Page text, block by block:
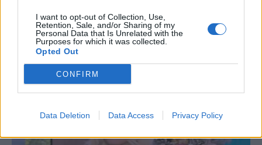
I want to opt-out of Collection, Use,
Retention, Sale, and/or Sharing of my
Personal Data that Is Unrelated with the
Purposes for which it was collected.
Opted Out
CONFIRM
Data Deletion Data Access Privacy Policy